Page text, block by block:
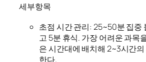
세부항목
초점 시간 관리: 25~50분 집중
고 5분 휴식. 가장 어려운 과목
은 시간대에 배치해 2~3시간
한다.